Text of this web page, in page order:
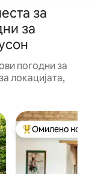
за
за
погодни за
локацијата,
Меѓу
Омилено на